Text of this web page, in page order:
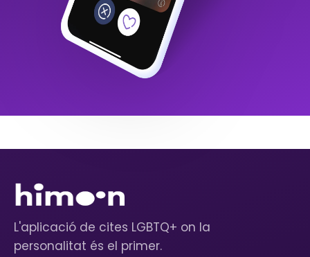
L'aplicació de cites LGBTQ+ on la
personalitat és el primer.